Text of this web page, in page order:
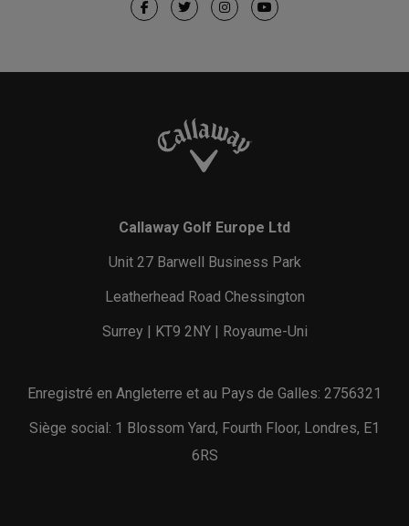
Callaway Golf Europe Ltd
Unit 27 Barwell Business Park
Leatherhead Road Chessington
Surrey | KT9 2NY | Royaume-Uni
Enregistré en Angleterre et au Pays de Galles: 2756321
Siège social: 1 Blossom Yard, Fourth Floor, Londres, E1
6RS